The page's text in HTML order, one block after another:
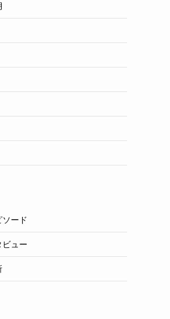
ソード
ビュー